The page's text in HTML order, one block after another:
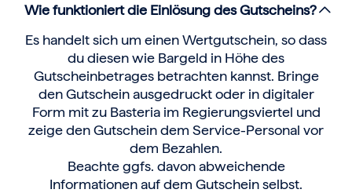
Wie funktioniert die Einlösung des Gutscheins?
Es handelt sich um einen Wertgutschein, so dass
du diesen wie Bargeld in Höhe des
Gutscheinbetrages betrachten kannst. Bringe
den Gutschein ausgedruckt oder in digitaler
Form mit zu Basteria im Regierungsviertel und
zeige den Gutschein dem Service-Personal vor
dem Bezahlen.
Beachte ggfs. davon abweichende
Informationen auf dem Gutschein selbst.